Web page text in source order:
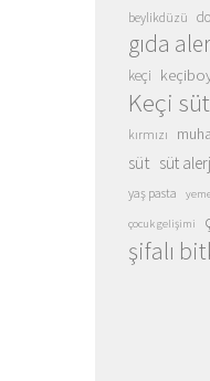
beylikdüzü
gıda
keçi
Keçi
kırmızı
süt süt
yaş pasta
çocuk gelişimi
şifalı